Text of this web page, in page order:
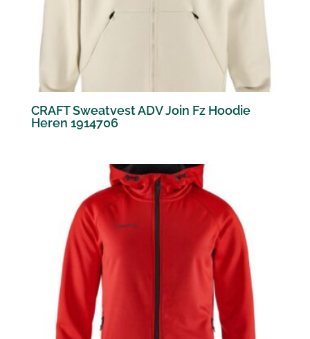
CRAFT Sweatvest ADV Join Fz Hoodie
Heren 1914706